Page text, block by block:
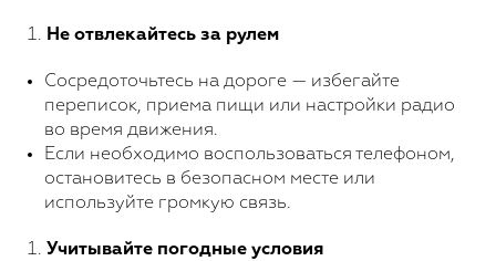
Не отвлекайтесь за рулем
Сосредоточьтесь на дороге — избегайте
переписок, приема пищи или настройки радио
во время движения.
Если необходимо воспользоваться телефоном,
остановитесь в безопасном месте или
используйте громкую связь.
Учитывайте погодные условия